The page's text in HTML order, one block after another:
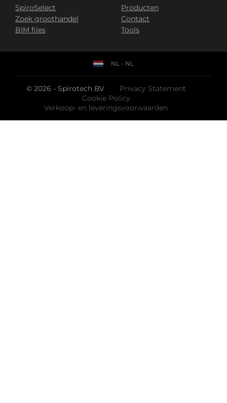
SpiroSelect
Zoek groothandel
BIM files
Producten
Contact
Tools
© 2026 - Spirotech BV
Privacy Statement
Cookie Policy
Verkoop- en leveringsvoorwaarden
NL - NL